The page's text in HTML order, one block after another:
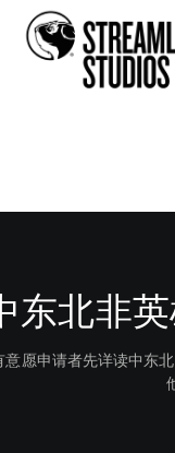
东北非
意愿申请者先详读中东